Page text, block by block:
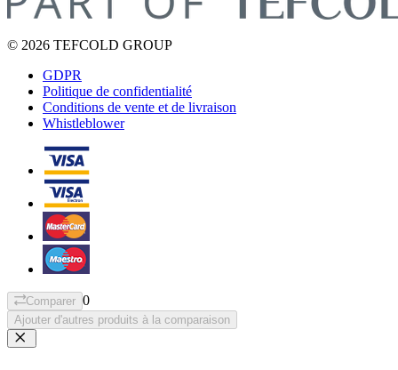
© 2026 TEFCOLD GROUP
GDPR
Politique de confidentialité
Conditions de vente et de livraison
Whistleblower
Comparer 0
Ajouter d'autres produits à la comparaison